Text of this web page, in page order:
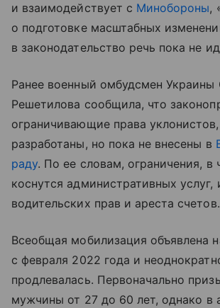
и взаимодействует с Минобороны,
о подготовке масштабных
в законодательство речь пока не
Ранее военный омбудсмен Украины
Решетилова сообщила, что
ограничивающие права
разработаны, но пока не внесены в
раду. По ее словам, ограничения, в
коснутся административных услуг,
водительских прав и ареста счетов.
Всеобщая мобилизация объявлена
с февраля 2022 года и
продлевалась. Первоначально
мужчины от 27 до 60 лет, однако в